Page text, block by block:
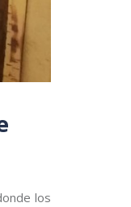
los